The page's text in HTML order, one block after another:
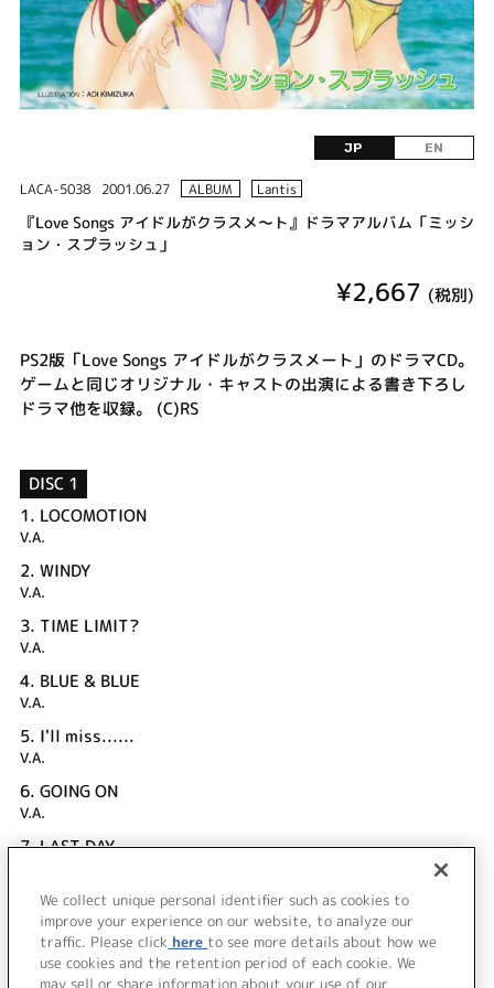
JP EN
LACA-5038 2001.06.27 ALBUM Lantis
『Love Songs アイドルがクラスメ～ト』ドラマアルバム「ミッシ
ョン・スプラッシュ」
¥2,667 (税別)
PS2版「Love Songs アイドルがクラスメート」のドラマCD。
ゲームと同じオリジナル・キャストの出演による書き下ろし
ドラマ他を収録。 (C)RS
DISC 1
1. LOCOMOTION
V.A.
2. WINDY
V.A.
3. TIME LIMIT?
V.A.
4. BLUE & BLUE
V.A.
5. I'll miss......
V.A.
6. GOING ON
V.A.
7.LAST DAY
MEMORIES
V.A.
We collect unique personal identifier such as cookies to
improve your experience on our website, to analyze our
traffic. Please click here to see more details about how we
use cookies and the retention period of each cookie. We
may sell or share information about your use of our